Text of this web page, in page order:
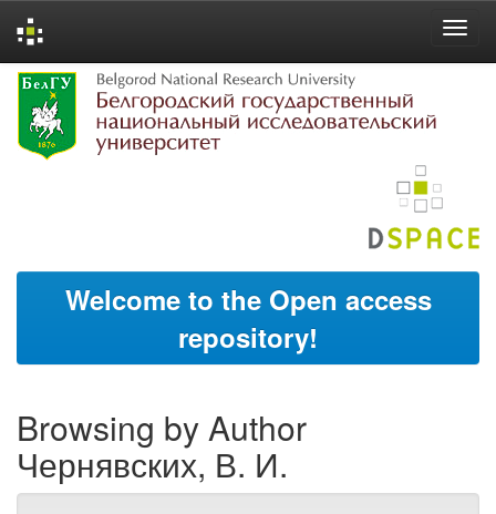
Skip
navigation
Welcome to the Open access
repository!
Browsing by Author
Чернявских, В. И.